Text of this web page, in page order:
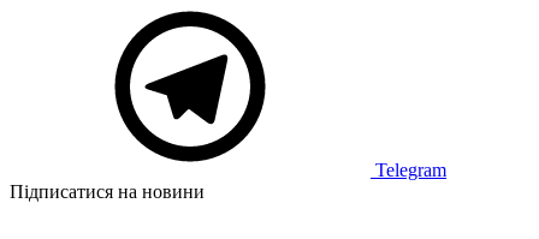
Telegram
Підписатися на новини